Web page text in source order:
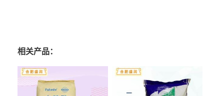
相关产品：